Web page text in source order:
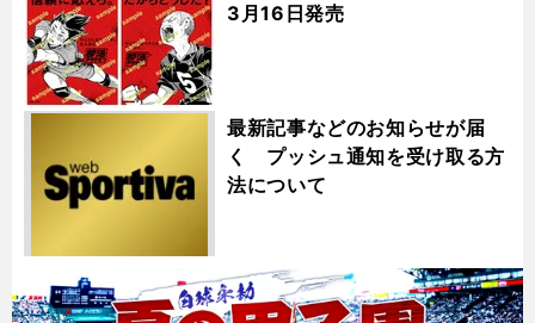
3月16日発売
最新記事などのお知らせが届
く プッシュ通知を受け取る方
法について